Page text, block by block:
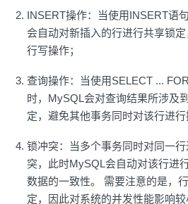
INSERT操作：当使用INSERT语
会自动对新插入的行进行共享锁
行写操作；
查询操作：当使用SELECT ...
时，MySQL会对查询结果所涉及
定，避免其他事务同时对该行进行
锁冲突：当多个事务同时对同一
突，此时MySQL会自动对该行进
数据的一致性。 需要注意的是，
定，因此对系统的并发性能影响